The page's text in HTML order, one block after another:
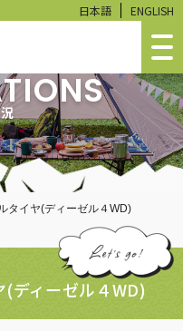
日本語 ENGLISH
タイヤ(ディーゼル４WD)
ディーゼル４WD)